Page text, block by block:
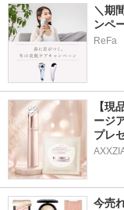
＼期
ンペ
ReFa
【現
ージ
プレ
今売